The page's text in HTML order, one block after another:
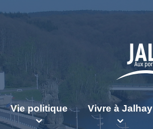
Vie politique Vivre à Jalhay